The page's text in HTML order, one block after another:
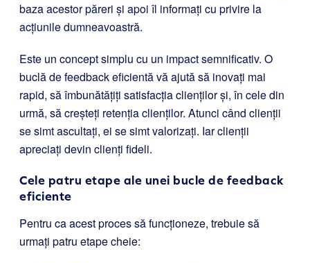
baza acestor păreri și apoi îl informați cu privire la
acțiunile dumneavoastră.
Este un concept simplu cu un impact semnificativ. O
buclă de feedback eficientă vă ajută să inovați mai
rapid, să îmbunătățiți satisfacția clienților și, în cele din
urmă, să creșteți retenția clienților. Atunci când clienții
se simt ascultați, ei se simt valorizați. Iar clienții
apreciați devin clienți fideli.
Cele patru etape ale unei bucle de feedback
eficiente
Pentru ca acest proces să funcționeze, trebuie să
urmați patru etape cheie: